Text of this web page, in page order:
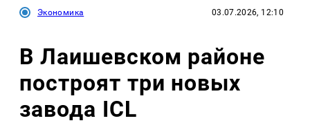
Экономика 03.07.2026, 12:10
В Лаишевском районе
построят три новых
завода ICL